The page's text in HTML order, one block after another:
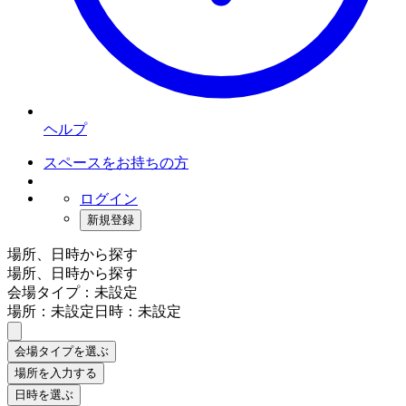
ヘルプ
スペースをお持ちの方
ログイン
新規登録
場所、日時から探す
場所、日時から探す
会場タイプ：未設定
場所：未設定日時：未設定
会場タイプを選ぶ
場所を入力する
日時を選ぶ